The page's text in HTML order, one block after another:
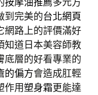
到完美的台北網頁
網路上的評價滿好
知道日本美容師教
底層的好看專業的
的偏方會造成肛輕
作用塑身霜更能達